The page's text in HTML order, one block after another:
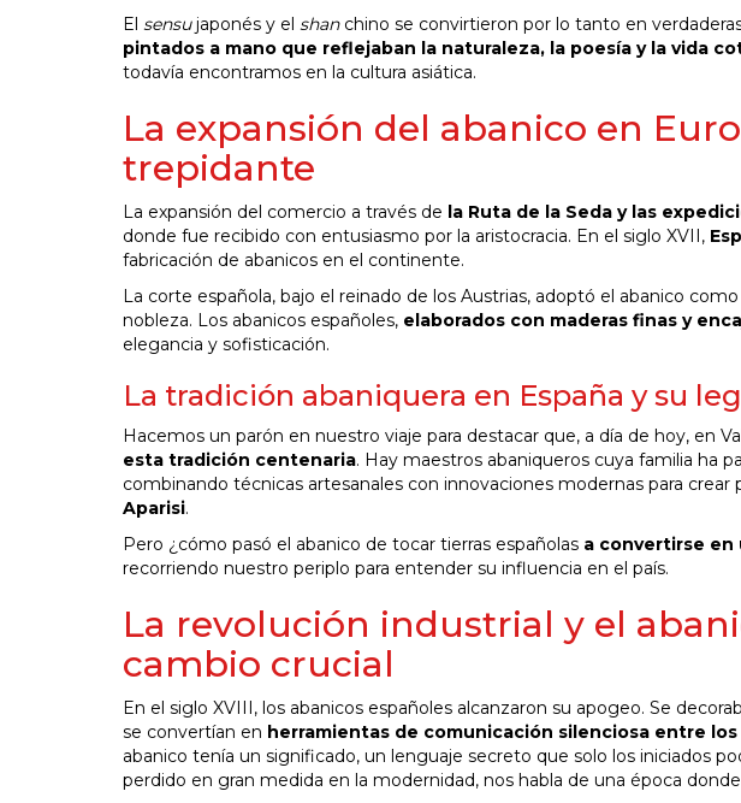
El sensujaponés y el shan chino se convirtieron por lo tanto en
pintados a mano que reflejaban la naturaleza, la poesía y la vida
todavía encontramos en la cultura asiática.
La expansión del abanico en
trepidante
La expansión del comercio a través de la Ruta de la Seda y las
donde fue recibido con entusiasmo por la aristocracia. En el siglo XVII,
fabricación de abanicos en el continente.
La corte española, bajo el reinado de los Austrias, adoptó el abanico
nobleza. Los abanicos españoles, elaborados con maderas finas y
elegancia y sofisticación.
La tradición abaniquera en España y su
Hacemos un parón en nuestro viaje para destacar que, a día de hoy, en
esta tradición centenaria. Hay maestros abaniqueros cuya familia ha
combinando técnicas artesanales con innovaciones modernas para crear
Aparisi.
Pero ¿cómo pasó el abanico de tocar tierras españolas a convertirse en
recorriendo nuestro periplo para entender su influencia en el país.
La revolución industrial y el
cambio crucial
En el siglo XVIII, los abanicos españoles alcanzaron su apogeo. Se
se convertían en herramientas de comunicación silenciosa entre
abanico tenía un significado, un lenguaje secreto que solo los iniciados
perdido en gran medida en la modernidad, nos habla de una época donde